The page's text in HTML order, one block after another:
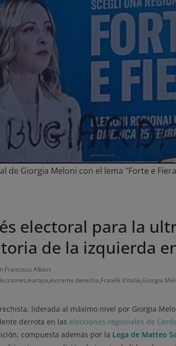
de Giorgia Meloni con el lema "Forte e
electoral para la
de la izquierda
Francisco Albert
,europa,extrema derecha,Fratelli d'italia,Giorgia
liderada al máximo nivel por Giorgia
derrota en las elecciones regionales de
compuesta además por la Lega de Matteo